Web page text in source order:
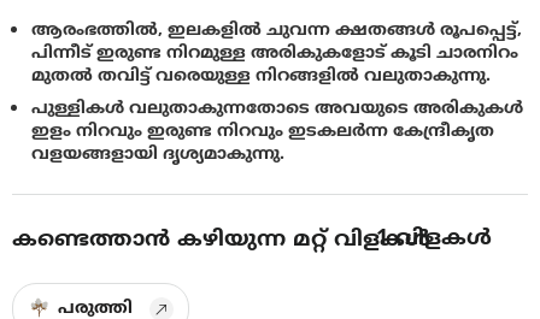
ആരംഭത്തിൽ, ഇലകളിൽ ചുവന്ന ക്ഷതങ്ങൾ രൂപപ്പെട്ട്,
പിന്നീട് ഇരുണ്ട നിറമുള്ള അരികുകളോട് കൂടി ചാരനിറം
മുതൽ തവിട്ട് വരെയുള്ള നിറങ്ങളിൽ വലുതാകുന്നു.
പുള്ളികള്‍ വലുതാകുന്നതോടെ അവയുടെ അരികുകള്‍
ഇളം നിറവും ഇരുണ്ട നിറവും ഇടകലര്‍ന്ന കേന്ദ്രീകൃത
വളയങ്ങളായി ദൃശ്യമാകുന്നു.
കണ്ടെത്താൻ കഴിയുന്ന മറ്റ് വിളകൾ
1വിളകൾ
പരുത്തി